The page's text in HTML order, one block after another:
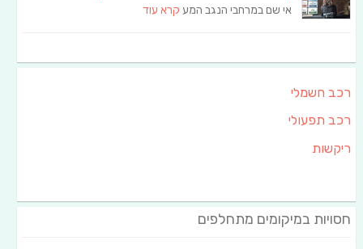
אי שם במרחבי הנגב המע קרא עוד
רכב חשמלי
רכב תפעולי
ריקשות
חסויות במיקומים מתחלפים